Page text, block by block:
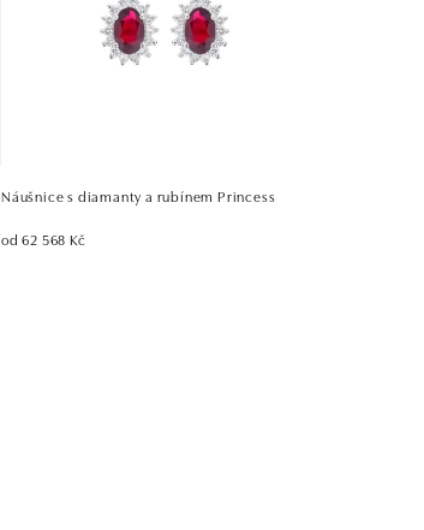
Náušnice s diamanty a rubínem Princess
od 62 568 Kč